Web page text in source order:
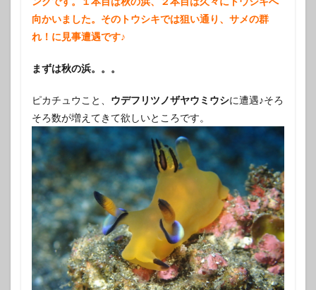
向かいました。そのトウシキでは狙い通り、サメの群
れ！に見事遭遇です♪
まずは秋の浜。。。
ピカチュウこと、 ウデフリツノザヤウミウシに遭遇♪そろ
そろ数が増えてきて欲しいところです。